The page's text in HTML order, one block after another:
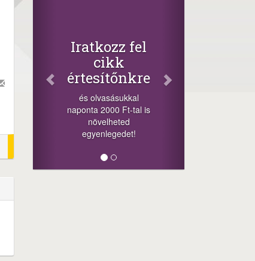
Iratkozz fel
cikk
értesítőnkre
és olvasásukkal
naponta 2000 Ft-tal is
növelheted
egyenlegedet!